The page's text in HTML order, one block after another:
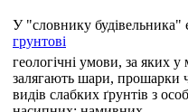
У "словнику будівельника"
грунтові
геологічні умови, за яких
залягають шари, прошарки
видів слабких ґрунтів з